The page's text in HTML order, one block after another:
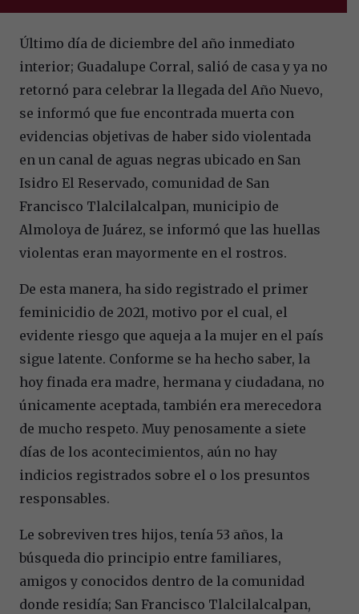
Último día de diciembre del año inmediato
interior; Guadalupe Corral, salió de casa y ya no
retornó para celebrar la llegada del Año Nuevo,
se informó que fue encontrada muerta con
evidencias objetivas de haber sido violentada
en un canal de aguas negras ubicado en San
Isidro El Reservado, comunidad de San
Francisco Tlalcilalcalpan, municipio de
Almoloya de Juárez, se informó que las huellas
violentas eran mayormente en el rostros.
De esta manera, ha sido registrado el primer
feminicidio de 2021, motivo por el cual, el
evidente riesgo que aqueja a la mujer en el país
sigue latente. Conforme se ha hecho saber, la
hoy finada era madre, hermana y ciudadana, no
únicamente aceptada, también era merecedora
de mucho respeto. Muy penosamente a siete
días de los acontecimientos, aún no hay
indicios registrados sobre el o los presuntos
responsables.
Le sobreviven tres hijos, tenía 53 años, la
búsqueda dio principio entre familiares,
amigos y conocidos dentro de la comunidad
donde residía; San Francisco Tlalcilalcalpan,